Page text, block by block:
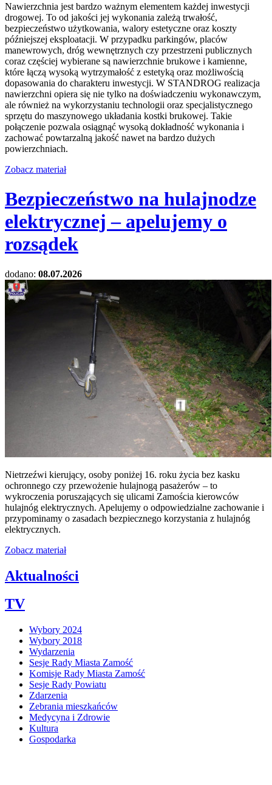
Nawierzchnia jest bardzo ważnym elementem każdej inwestycji
drogowej. To od jakości jej wykonania zależą trwałość,
bezpieczeństwo użytkowania, walory estetyczne oraz koszty
późniejszej eksploatacji. W przypadku parkingów, placów
manewrowych, dróg wewnętrznych czy przestrzeni publicznych
coraz częściej wybierane są nawierzchnie brukowe i kamienne,
które łączą wysoką wytrzymałość z estetyką oraz możliwością
dopasowania do charakteru inwestycji. W STANDROG realizacja
nawierzchni opiera się nie tylko na doświadczeniu wykonawczym,
ale również na wykorzystaniu technologii oraz specjalistycznego
sprzętu do maszynowego układania kostki brukowej. Takie
połączenie pozwala osiągnąć wysoką dokładność wykonania i
zachować powtarzalną jakość nawet na bardzo dużych
powierzchniach.
Zobacz materiał
Bezpieczeństwo na hulajnodze
elektrycznej – apelujemy o
rozsądek
dodano: 08.07.2026
Nietrzeźwi kierujący, osoby poniżej 16. roku życia bez kasku
ochronnego czy przewożenie hulajnogą pasażerów – to
wykroczenia poruszających się ulicami Zamościa kierowców
hulajnóg elektrycznych. Apelujemy o odpowiedzialne zachowanie i
przypominamy o zasadach bezpiecznego korzystania z hulajnóg
elektrycznych.
Zobacz materiał
Aktualności
TV
Wybory 2024
Wybory 2018
Wydarzenia
Sesje Rady Miasta Zamość
Komisje Rady Miasta Zamość
Sesje Rady Powiatu
Zdarzenia
Zebrania mieszkańców
Medycyna i Zdrowie
Kultura
Gospodarka